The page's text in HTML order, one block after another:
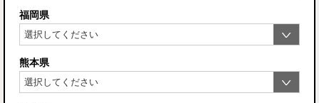
福岡県
熊本県